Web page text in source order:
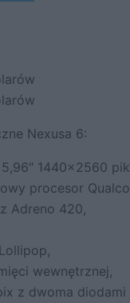
Nexusa 6:
1440×2560
procesor
Adreno 420,
wewnętrznej,
z dwoma diodami